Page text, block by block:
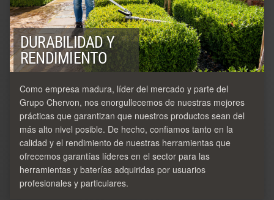
DURABILIDAD Y
RENDIMIENTO
Como empresa madura, líder del mercado y parte del
Grupo Chervon, nos enorgullecemos de nuestras mejores
prácticas que garantizan que nuestros productos sean del
más alto nivel posible. De hecho, confiamos tanto en la
calidad y el rendimiento de nuestras herramientas que
ofrecemos garantías líderes en el sector para las
herramientas y baterías adquiridas por usuarios
profesionales y particulares.